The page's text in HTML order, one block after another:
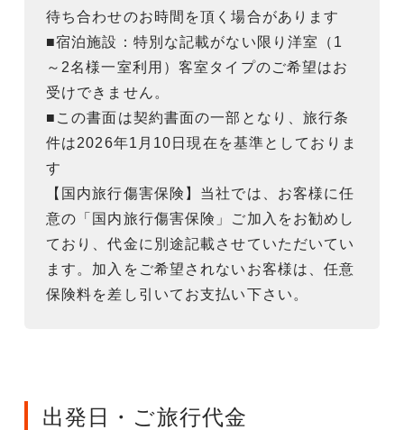
待ち合わせのお時間を頂く場合があります
■宿泊施設：特別な記載がない限り洋室（1
～2名様一室利用）客室タイプのご希望はお
受けできません。
■この書面は契約書面の一部となり、旅行条
件は2026年1月10日現在を基準としておりま
す
【国内旅行傷害保険】当社では、お客様に任
意の「国内旅行傷害保険」ご加入をお勧めし
ており、代金に別途記載させていただいてい
ます。加入をご希望されないお客様は、任意
保険料を差し引いてお支払い下さい。
出発日・ご旅行代金